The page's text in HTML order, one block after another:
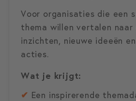
Voor organisaties die een
thema willen vertalen naar
inzichten, nieuwe ideeën
acties.
Wat je krijgt:
✔ Een inspirerende